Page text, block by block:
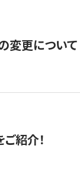
変更について
紹介！